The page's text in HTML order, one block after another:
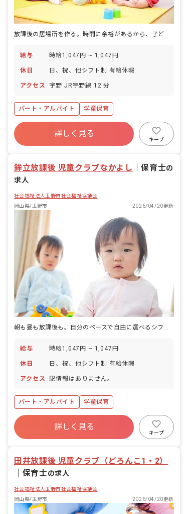
放課後の居場所を作る。時間に余裕があるから、子どもたちをしっかり見られる。
給与 時給1,047円 ~ 1,047円
休日 日、祝、他シフト制 有給休暇
アクセス 宇野 JR宇野線 12 分
パート・アルバイト 学童保育
詳しく見る
キープ
鉾立放課後 児童クラブなかよし ｜保育士の
求人
社会福祉法人玉野市社会福祉協議会
岡山県/玉野市
2026/04/20更新
朝も昼も放課後も。自分のペースで自由に選べるシフト制です。
給与 時給1,047円 ~ 1,047円
休日 日、祝、他シフト制 有給休暇
アクセス 駅情報はありません。
パート・アルバイト 学童保育
詳しく見る
キープ
田井放課後 児童クラブ（どろんこ1・2）
保育士の求人
社会福祉法人玉野市社会福祉協議会
岡山県/玉野市
2026/04/20更新